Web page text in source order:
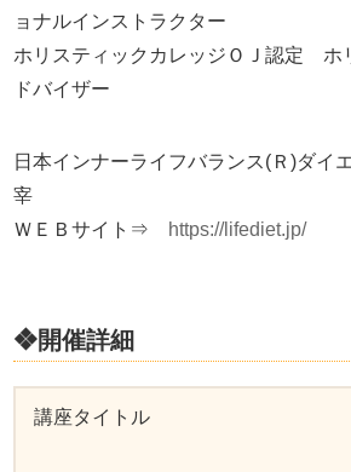
ョナルインストラクター
ホリスティックカレッジＯＪ認定 ホ
ドバイザー
日本インナーライフバランス(Ｒ)ダイ
宰
ＷＥＢサイト⇒
https://lifediet.jp/
❖開催詳細
講座タイトル